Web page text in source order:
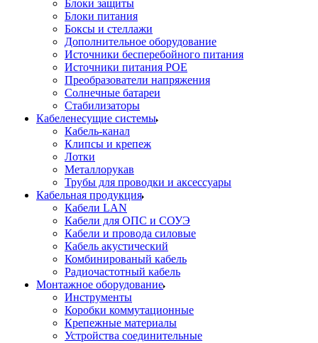
Блоки защиты
Блоки питания
Боксы и стеллажи
Дополнительное оборудование
Источники бесперебойного питания
Источники питания POE
Преобразователи напряжения
Солнечные батареи
Стабилизаторы
Кабеленесущие системы
Кабель-канал
Клипсы и крепеж
Лотки
Металлорукав
Трубы для проводки и аксессуары
Кабельная продукция
Кабели LAN
Кабели для ОПС и СОУЭ
Кабели и провода силовые
Кабель акустический
Комбинированый кабель
Радиочастотный кабель
Монтажное оборудование
Инструменты
Коробки коммутационные
Крепежные материалы
Устройства соединительные